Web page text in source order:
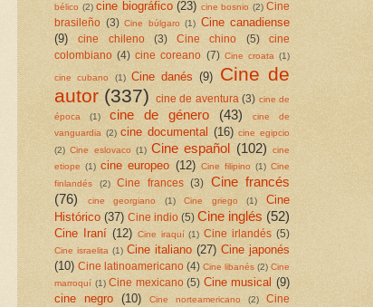
bélico (2) cine biográfico (23) cine bosnio (2) Cine
brasileño (3) Cine búlgaro (1) Cine canadiense
(9)
cine chileno (3) Cine chino (5)
cine
colombiano (4) cine coreano (7) Cine croata (1)
cine cubano (1) Cine danés (9) Cine de
autor (337) cine de aventura (3) cine de
época
(1) cine de género (43)
cine de
vanguardia (2) cine documental (16) cine egipcio
(2) Cine eslovaco (1) Cine español (102)
cine
etiope (1) cine europeo (12) Cine filipino (1) Cine
finlandés
(2) Cine frances (3)
Cine francés
(76)
cine georgiano (1) Cine griego (1)
Cine
Histórico (37) Cine indio (5) Cine inglés (52)
Cine Iraní (12) Cine iraquí (1) Cine irlandés (5)
Cine israelita (1) Cine italiano (27) Cine japonés
(10) Cine latinoamericano (4) Cine libanés (2) Cine
marroquí (1) Cine mexicano (5) Cine musical (9)
cine negro (10) Cine norteamericano (2)
Cine